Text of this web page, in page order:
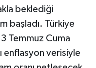
beklediği
başladı. Türkiye
Temmuz Cuma
enflasyon verisiyle